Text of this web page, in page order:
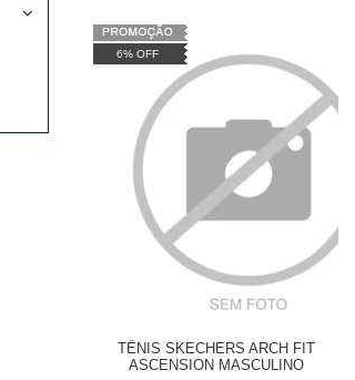
6% OFF
TÊNIS SKECHERS ARCH FIT
ASCENSION MASCULINO